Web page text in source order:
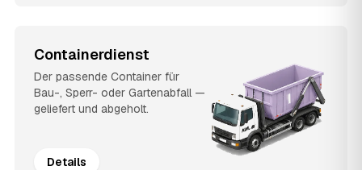
Containerdienst
Der passende Container für
Bau-, Sperr- oder Gartenabfall —
geliefert und abgeholt.
Details